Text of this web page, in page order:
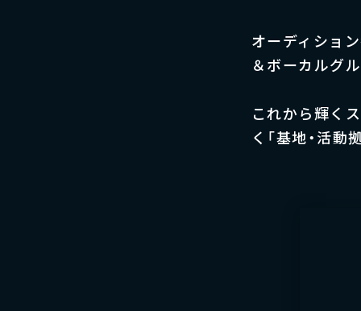
オーディショ
＆ボーカルグ
これから輝く
く「基地・活動